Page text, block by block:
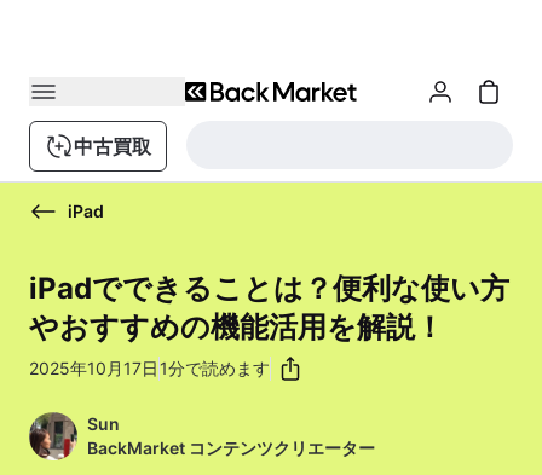
中古買取
iPad
iPadでできることは？便利な使い方
やおすすめの機能活用を解説！
2025年10月17日 1分で読めます
Sun
BackMarket コンテンツクリエーター